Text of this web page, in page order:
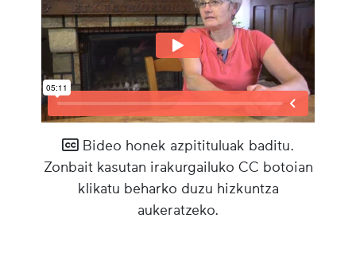
Bideo honek azpitituluak baditu.
Zonbait kasutan irakurgailuko CC botoian
klikatu beharko duzu hizkuntza
aukeratzeko.